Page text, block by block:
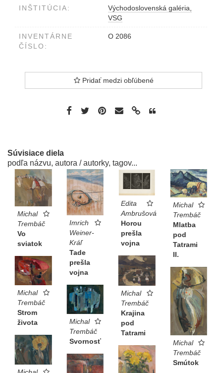
INŠTITÚCIA:
Východoslovenská galéria,
VSG
INVENTÁRNE
ČÍSLO:
O 2086
Pridať medzi obľúbené
Súvisiace diela
podľa názvu, autora / autorky, tagov...
Michal
Trembáč
Vo
sviatok
Imrich
Weiner-
Kráľ
Tade
prešla
vojna
Edita
Ambrušová
Horou
prešla
vojna
Michal
Trembáč
Mlatba
pod
Tatrami
II.
Michal
Trembáč
Krajina
pod
Tatrami
Michal
Trembáč
Strom
života
Michal
Trembáč
Smútok
Michal
Trembáč
Svornosť